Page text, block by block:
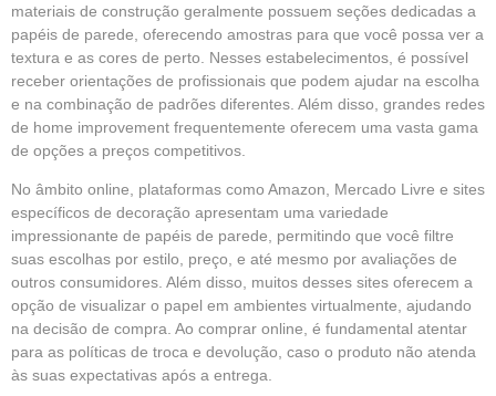
materiais de construção geralmente possuem seções dedicadas a
papéis de parede, oferecendo amostras para que você possa ver a
textura e as cores de perto. Nesses estabelecimentos, é possível
receber orientações de profissionais que podem ajudar na escolha
e na combinação de padrões diferentes. Além disso, grandes redes
de home improvement frequentemente oferecem uma vasta gama
de opções a preços competitivos.
No âmbito online, plataformas como Amazon, Mercado Livre e sites
específicos de decoração apresentam uma variedade
impressionante de papéis de parede, permitindo que você filtre
suas escolhas por estilo, preço, e até mesmo por avaliações de
outros consumidores. Além disso, muitos desses sites oferecem a
opção de visualizar o papel em ambientes virtualmente, ajudando
na decisão de compra. Ao comprar online, é fundamental atentar
para as políticas de troca e devolução, caso o produto não atenda
às suas expectativas após a entrega.